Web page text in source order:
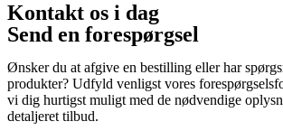
Kontakt os i dag
Send en forespørgsel
Ønsker du at afgive en bestilling eller har
produkter? Udfyld venligst vores
vi dig hurtigst muligt med de nødvendige
detaljeret tilbud.